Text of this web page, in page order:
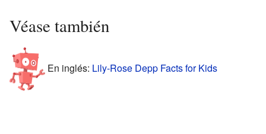
Véase también
En inglés: Lily-Rose Depp Facts for Kids